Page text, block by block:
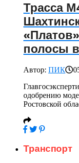
Трасса
полосы
Автор: ПИК
одобрению
Ростовской
Транспорт